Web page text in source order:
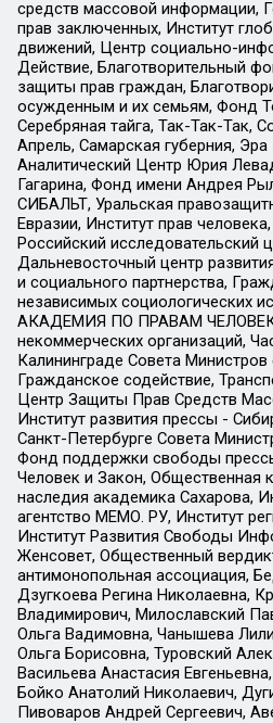
средств массовой информации,
прав заключенных, Институт
движений, Центр социально-
Действие, Благотворительный
защиты прав граждан,
осужденным и их семьям, Фонд
Серебряная тайга, Так-Так-Так,
Апрель, Самарская губерния,
Аналитический Центр Юрия
Гагарина, Фонд имени Андрея
СИБАЛЬТ, Уральская
Евразии, Институт прав
Российский исследовательский
Дальневосточный центр
и социального партнерства,
независимых социологических
АКАДЕМИЯ ПО ПРАВАМ
некоммерческих организаций,
Калининграде Совета Министров
Гражданское содействие,
Центр Защиты Прав Средств
Институт развития прессы -
Санкт-Петербурге Совета
Фонд поддержки свободы
Человек и Закон, Общественная
наследия академика Сахарова,
агентство МЕМО. РУ, Институт
Институт Развития Свободы
Женсовет, Общественный
антимонопольная ассоциация,
Дзугкоева Регина Николаевна,
Владимирович, Милославский
Ольга Вадимовна, Чанышева
Ольга Борисовна, Туровский
Васильева Анастасия
Бойко Анатолий Николаевич,
Пивоваров Андрей Сергеевич,